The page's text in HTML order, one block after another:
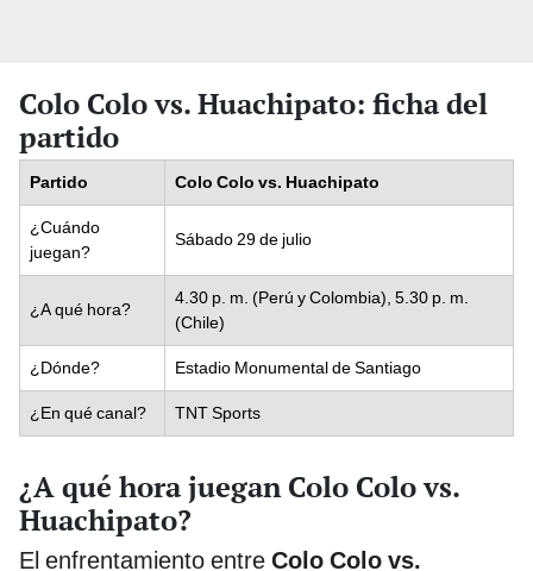
Colo Colo vs. Huachipato: ficha del
partido
Partido Colo Colo vs. Huachipato
¿Cuándo
juegan?
Sábado 29 de julio
¿A qué hora?
4.30 p. m. (Perú y Colombia), 5.30 p. m.
(Chile)
¿Dónde? Estadio Monumental de Santiago
¿En qué canal? TNT Sports
¿A qué hora juegan Colo Colo vs.
Huachipato?
El enfrentamiento entre Colo Colo vs.